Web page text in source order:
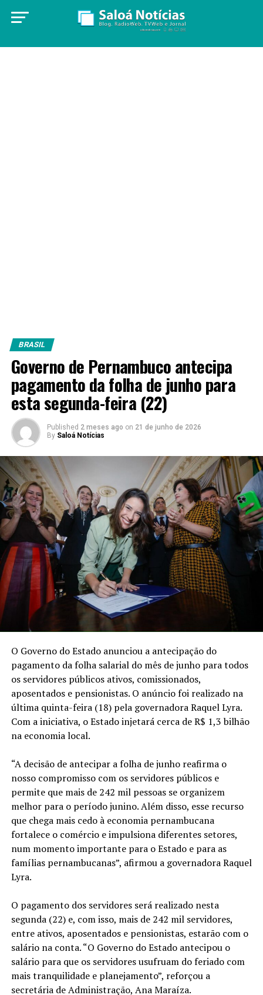
BRASIL
Governo de Pernambuco antecipa
pagamento da folha de junho para
esta segunda-feira (22)
Published 2 meses ago on 21 de junho de 2026
By Saloá Notícias
O Governo do Estado anunciou a antecipação do
pagamento da folha salarial do mês de junho para todos
os servidores públicos ativos, comissionados,
aposentados e pensionistas. O anúncio foi realizado na
última quinta-feira (18) pela governadora Raquel Lyra.
Com a iniciativa, o Estado injetará cerca de R$ 1,3 bilhão
na economia local.
“A decisão de antecipar a folha de junho reafirma o
nosso compromisso com os servidores públicos e
permite que mais de 242 mil pessoas se organizem
melhor para o período junino. Além disso, esse recurso
que chega mais cedo à economia pernambucana
fortalece o comércio e impulsiona diferentes setores,
num momento importante para o Estado e para as
famílias pernambucanas”, afirmou a governadora Raquel
Lyra.
O pagamento dos servidores será realizado nesta
segunda (22) e, com isso, mais de 242 mil servidores,
entre ativos, aposentados e pensionistas, estarão com o
salário na conta. “O Governo do Estado antecipou o
salário para que os servidores usufruam do feriado com
mais tranquilidade e planejamento”, reforçou a
secretária de Administração, Ana Maraíza.